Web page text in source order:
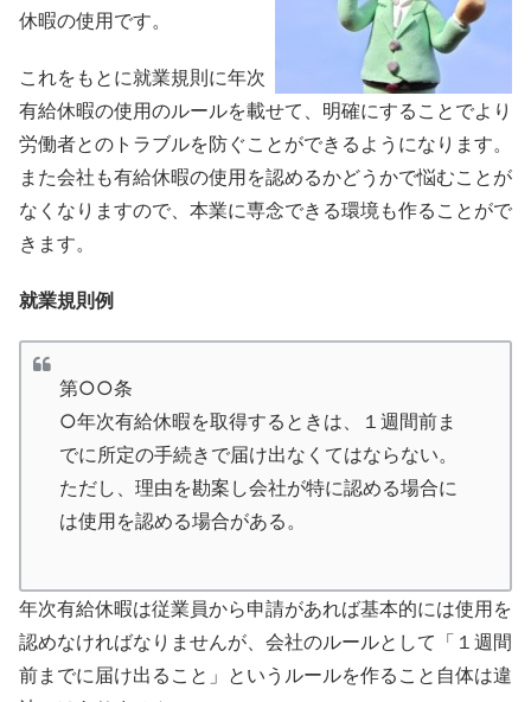
休暇の使用です。
これをもとに就業規則に年次
有給休暇の使用のルールを載せて、明確にすることでより
労働者とのトラブルを防ぐことができるようになります。
また会社も有給休暇の使用を認めるかどうかで悩むことが
なくなりますので、本業に専念できる環境も作ることがで
きます。
就業規則例
第○○条
○年次有給休暇を取得するときは、１週間前ま
でに所定の手続きで届け出なくてはならない。
ただし、理由を勘案し会社が特に認める場合に
は使用を認める場合がある。
年次有給休暇は従業員から申請があれば基本的には使用を
認めなければなりませんが、会社のルールとして「１週間
前までに届け出ること」というルールを作ること自体は違